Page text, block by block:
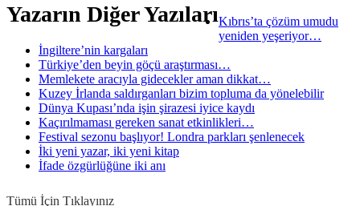
Yazarın Diğer YazılarıKıbrıs’ta çözüm umudu
yeniden yeşeriyor…
İngiltere’nin kargaları
Türkiye’den beyin göçü araştırması…
Memlekete aracıyla gidecekler aman dikkat…
Kuzey İrlanda saldırganları bizim topluma da yönelebilir
Dünya Kupası’nda işin şirazesi iyice kaydı
Kaçırılmaması gereken sanat etkinlikleri…
Festival sezonu başlıyor! Londra parkları şenlenecek
İki yeni yazar, iki yeni kitap
İfade özgürlüğüne iki anı
Tümü İçin Tıklayınız